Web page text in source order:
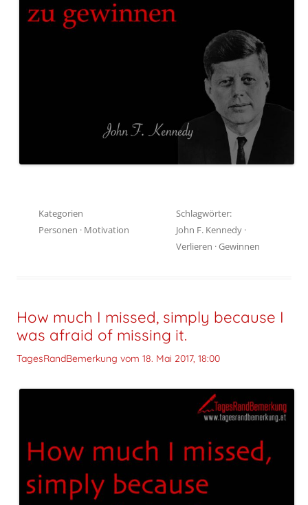
Kategorien
Personen · Motivation
Schlagwörter:
John F. Kennedy ·
Verlieren ·Gewinnen
How much I missed, simply because I
was afraid of missing it.
TagesRandBemerkung vom 18. Mai 2017, 18:00